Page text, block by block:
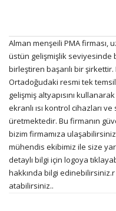
Alman menşeili PMA firması,
üstün gelişmişlik seviyesinde
birleştiren başarılı bir
Ortadoğudaki resmi tek
gelişmiş altyapısını
ekranlı ısı kontrol cihazları ve
üretmektedir. Bu firmanın
bizim firmamıza
mühendis ekibimiz ile size
detaylı bilgi için logoya
hakkında bilgi
atabilirsiniz..